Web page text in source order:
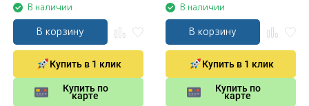
В наличии
В корзину
Купить в 1 клик
Купить по
карте
В наличии
В корзину
Купить в 1 клик
Купить по
карте